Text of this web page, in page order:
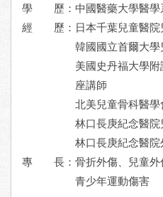
學 歷： 中國醫藥大學醫學
經 歷： 日本千葉兒童醫
韓國國立首爾大
美國史丹福大學
座講師
北美兒童骨科醫學
林口長庚紀念醫院
林口長庚紀念醫
專 長： 骨折外傷、兒童
青少年運動傷害